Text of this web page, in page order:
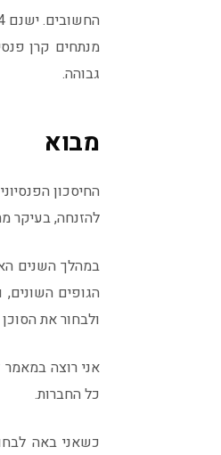
מנתחים קרן
גבוהה.
מבוא
החיסכון
להזנחה, בעיקר
במהלך השנים
הגופים השונים,
ולבחור את
אני רוצה
כל החברות.
כשאני באה לבחון